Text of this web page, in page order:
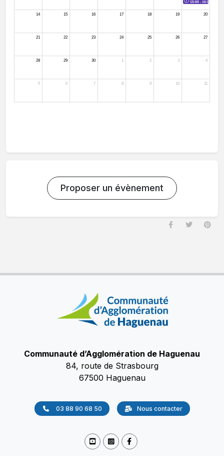
Proposer un évènement
Communauté d’Agglomération de Haguenau
84, route de Strasbourg
67500 Haguenau
03 88 90 68 50 Nous contacter